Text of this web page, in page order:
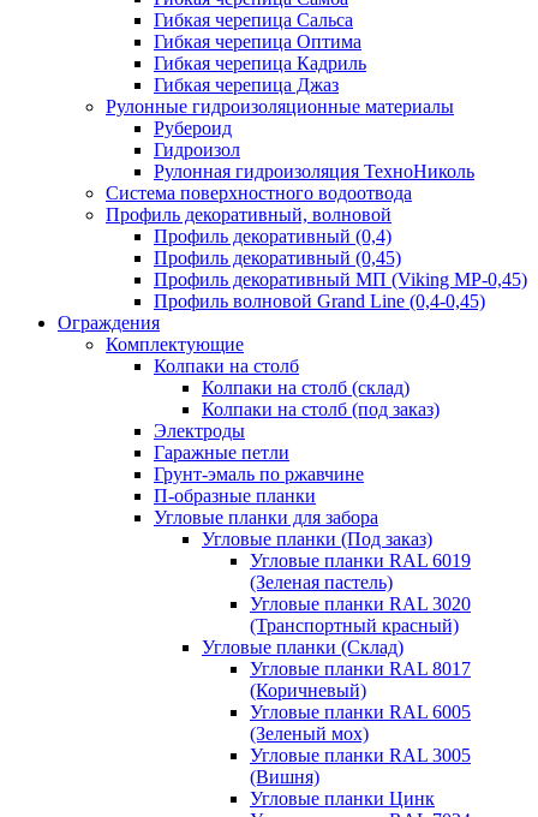
Гибкая черепица Сальса
Гибкая черепица Оптима
Гибкая черепица Кадриль
Гибкая черепица Джаз
Рулонные гидроизоляционные материалы
Рубероид
Гидроизол
Рулонная гидроизоляция ТехноНиколь
Система поверхностного водоотвода
Профиль декоративный, волновой
Профиль декоративный (0,4)
Профиль декоративный (0,45)
Профиль декоративный МП (Viking MP-0,45)
Профиль волновой Grand Line (0,4-0,45)
Ограждения
Комплектующие
Колпаки на столб
Колпаки на столб (склад)
Колпаки на столб (под заказ)
Электроды
Гаражные петли
Грунт-эмаль по ржавчине
П-образные планки
Угловые планки для забора
Угловые планки (Под заказ)
Угловые планки RAL 6019
(Зеленая пастель)
Угловые планки RAL 3020
(Транспортный красный)
Угловые планки (Склад)
Угловые планки RAL 8017
(Коричневый)
Угловые планки RAL 6005
(Зеленый мох)
Угловые планки RAL 3005
(Вишня)
Угловые планки Цинк